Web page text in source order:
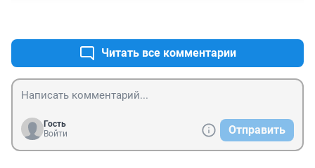
любви. Философы целые трактаты писали, а тут дети.
Может всё-таки конкретизировать задания, а не
растекаться мыслью по древу.
Читать все комментарии
Гость
Войти
Отправить